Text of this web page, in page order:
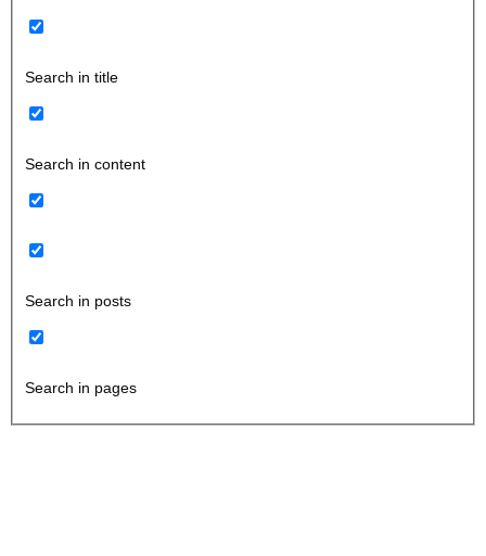
Search in title
Search in content
Search in posts
Search in pages